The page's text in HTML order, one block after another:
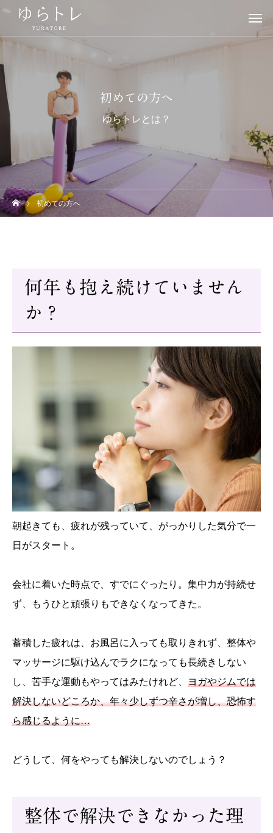
初めての方へ
ゆらトレとは？
初めての方へ
何年も抱え続けていません
か？
朝起きても、疲れが残っていて、がっかりした気分で一
日がスタート。
会社に着いた時点で、すでにぐったり。集中力が持続せ
ず、もうひと頑張りもできなくなってきた。
蓄積した疲れは、お風呂に入っても取りきれず、整体や
マッサージに駆け込んでラクになっても長続きしない
し、苦手な運動もやってはみたけれど、 ヨガやジムでは
解決しないどころか、年々少しずつ辛さが増し、恐怖す
ら感じるように…
どうして、何をやっても解決しないのでしょう？
整体で解決できなかった理